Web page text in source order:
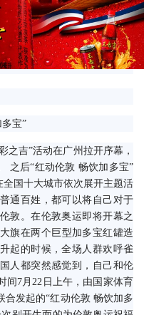
宝”
吉”活动在广州拉开序幕，
之后“红动伦敦 畅饮加多宝”
全国十大城市依次展开主题活
通百姓，都可以将自己对于
敦。在伦敦奥运即将开幕之
旗在两个巨型加多宝红罐造
起的时候，全场人群欢呼雀
人都突然感觉到，自己和伦
间7月22日上午，由国家体育
合发起的“红动伦敦 畅饮加多